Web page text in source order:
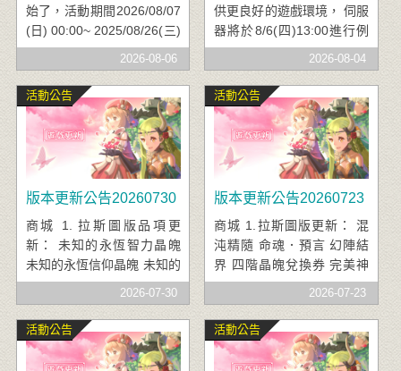
始了，活動期間2026/08/07
(日) 00:00~ 2025/08/26(三)
23:59，神子們快盡情狩獵
魔物吧！ 商城 1.元氣商
城、紅利舖上架：守護契約
魔晶盒、天地連心拉斯寶盒
、兔飛猛進水晶箱 2. 拉斯
圖版品項更新： 疾風勇士晶
魄 鐵盾勇士晶魄 夜風勇士
晶魄 鋼刀勇士晶魄 赤紅勇
士晶魄
2026-08-06
供更良好的遊戲環境， 伺服
器將於8/6(四)13:00進行例
行維護。 預計開機時間為下
午16:00點，若有變動將會
再另行公告， 造成不便之
處，敬請見諒。 傳奇網路遊
戲公司，感謝您的支持與愛
護。
2026-08-04
版本更新公告20260730
商城 1. 拉斯圖版品項更
新： 未知的永恆智力晶魄
未知的永恆信仰晶魄 未知的
永恆體質晶魄 未知的永恆敏
捷晶魄 未知的永恆力量晶魄
金品坐騎配方兌換券 修羅怒
武道極意 高級智力聖痕洗鍊
水晶 高級力量聖痕洗鍊水晶
2026-07-30
活動公告
版本更新公告20260723
商城 1.拉斯圖版更新： 混
沌精隨 命魂．預言 幻陣結
界 四階晶魄兌換券 完美神
裔武器淬鍊水晶 完美神裔防
具淬鍊水晶 武器．聖潔天翼
之劍 武器．繽紛甜筒冰淇淋
武器．晶耀時空之刃 武器．
嗜血薔薇大槌
2026-07-23
活動公告
活動公告 活動公告